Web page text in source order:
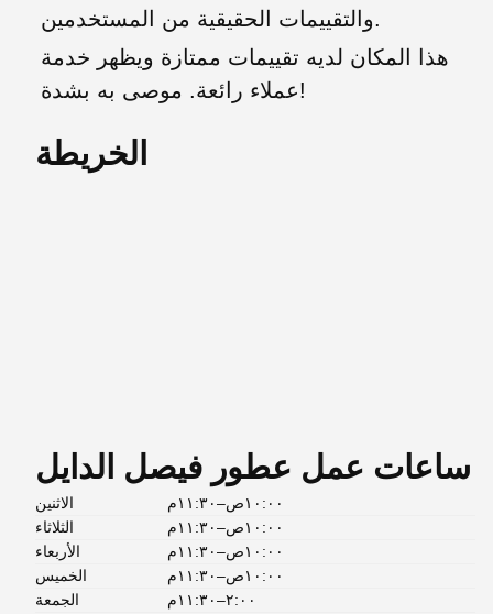
والتقييمات الحقيقية من المستخدمين.
هذا المكان لديه تقييمات ممتازة ويظهر خدمة
عملاء رائعة. موصى به بشدة!
الخريطة
ساعات عمل عطور فيصل الدايل
الاثنين
١٠:٠٠ص–١١:٣٠م
الثلاثاء
١٠:٠٠ص–١١:٣٠م
الأربعاء
١٠:٠٠ص–١١:٣٠م
الخميس
١٠:٠٠ص–١١:٣٠م
الجمعة
٢:٠٠–١١:٣٠م